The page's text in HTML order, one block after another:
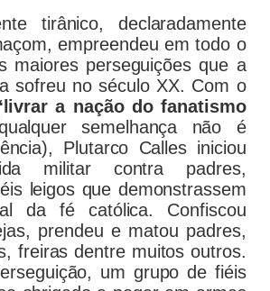
tirânico, declaradamente
empreendeu em todo o
maiores perseguições que a
sofreu no século XX. Com o
a nação do fanatismo
semelhança não é
Plutarco Calles iniciou
militar contra padres,
leigos que demonstrassem
da fé católica. Confiscou
prendeu e matou padres,
freiras dentre muitos outros.
um grupo de fiéis